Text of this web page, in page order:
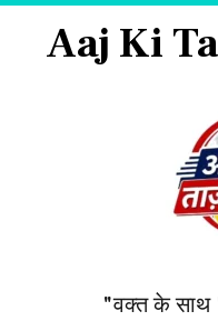
Aaj Ki
"वक्त के साथ